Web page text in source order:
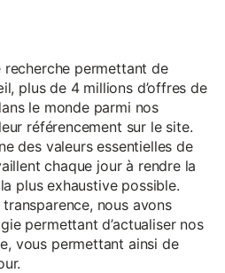
permettant de
plus de 4 millions d’offres de
le monde parmi nos
référencement sur le site.
des valeurs essentielles de
chaque jour à rendre la
plus exhaustive possible.
nous avons
permettant d’actualiser nos
vous permettant ainsi de